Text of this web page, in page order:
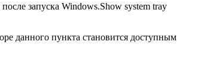
запуска Windows.Show system tray
данного пункта становится доступным